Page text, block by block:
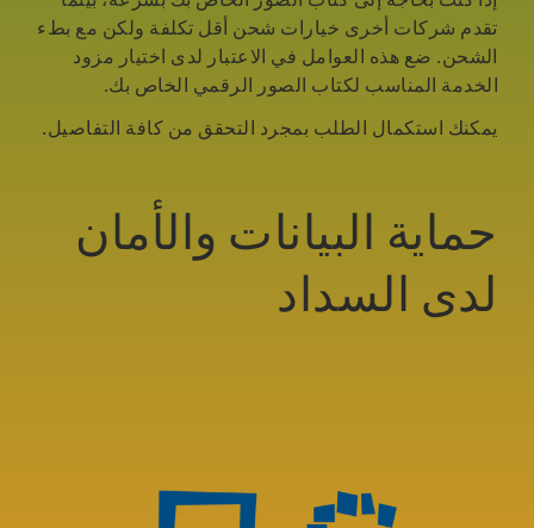
تقدم شركات أخرى خيارات شحن أقل تكلفة ولكن مع بطء
الشحن. ضع هذه العوامل في الاعتبار لدى اختيار مزود
الخدمة المناسب لكتاب الصور الرقمي الخاص بك.
يمكنك استكمال الطلب بمجرد التحقق من كافة التفاصيل.
حماية البيانات والأمان
لدى السداد